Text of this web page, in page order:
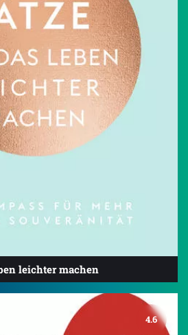
leichter machen
4.6